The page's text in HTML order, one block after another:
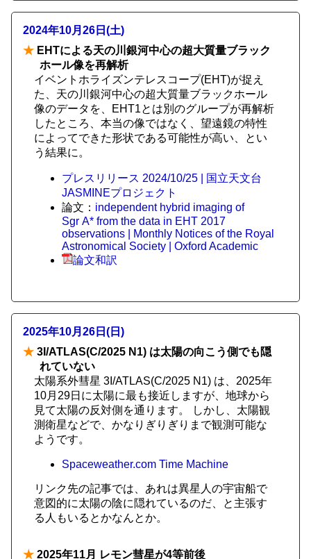
2024年10月26日(土)
★ EHTによる天の川銀河中心の超大質量ブラック
ホール像を再解析
イベントホライズンテレスコープ(EHT)が捉え
た、天の川銀河中心の超大質量ブラックホール
像のデータを、EHT1とは別のグループが再解析
したところ、本当の像ではなく、望遠鏡の特性
によってできた形状である可能性が高い、とい
う結果に。
プレスリリース 2024/10/25 | 国立天文台
JASMINEプロジェクト
論文： independent hybrid imaging of
Sgr A* from the data in EHT 2017
observations | Monthly Notices of the Royal
Astronomical Society | Oxford Academic
論文和訳
2025年10月26日(日)
★ 3I/ATLAS(C/2025 N1) は太陽の向こう側でも隠
れていない
太陽系外彗星 3I/ATLAS(C/2025 N1) は、2025年
10月29日に太陽に最も接近しますが、地球から
見て太陽の反対側を通ります。 しかし、太陽観
測衛星などで、かなりぎりぎりまで観測可能な
ようです。
Spaceweather.com Time Machine
リンク先の記事では、あれは異星人の宇宙船で
意図的に太陽の陰に隠れているのだ、と主張す
る人もいるとかなんとか。
★ 2025年11月 レモン彗星が4等前後